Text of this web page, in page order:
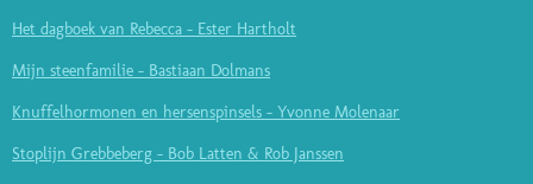
Het dagboek van Rebecca - Ester Hartholt
Mijn steenfamilie - Bastiaan Dolmans
Knuffelhormonen en hersenspinsels - Yvonne Molenaar
Stoplijn Grebbeberg - Bob Latten & Rob Janssen